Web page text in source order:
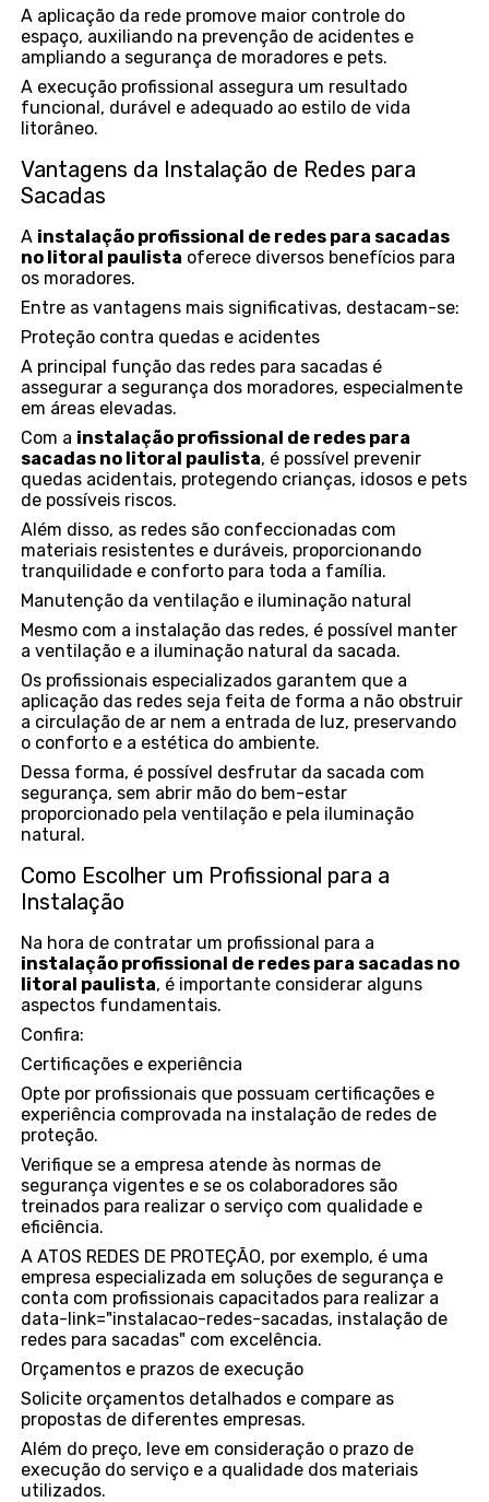
A aplicação da rede promove maior controle do
espaço, auxiliando na prevenção de acidentes e
ampliando a segurança de moradores e pets.
A execução profissional assegura um resultado
funcional, durável e adequado ao estilo de vida
litorâneo.
Vantagens da Instalação de Redes para
Sacadas
A instalação profissional de redes para sacadas
no litoral paulista oferece diversos benefícios para
os moradores.
Entre as vantagens mais significativas, destacam-se:
Proteção contra quedas e acidentes
A principal função das redes para sacadas é
assegurar a segurança dos moradores, especialmente
em áreas elevadas.
Com a instalação profissional de redes para
sacadas no litoral paulista, é possível prevenir
quedas acidentais, protegendo crianças, idosos e pets
de possíveis riscos.
Além disso, as redes são confeccionadas com
materiais resistentes e duráveis, proporcionando
tranquilidade e conforto para toda a família.
Manutenção da ventilação e iluminação natural
Mesmo com a instalação das redes, é possível manter
a ventilação e a iluminação natural da sacada.
Os profissionais especializados garantem que a
aplicação das redes seja feita de forma a não obstruir
a circulação de ar nem a entrada de luz, preservando
o conforto e a estética do ambiente.
Dessa forma, é possível desfrutar da sacada com
segurança, sem abrir mão do bem-estar
proporcionado pela ventilação e pela iluminação
natural.
Como Escolher um Profissional para a
Instalação
Na hora de contratar um profissional para a
instalação profissional de redes para sacadas no
litoral paulista, é importante considerar alguns
aspectos fundamentais.
Confira:
Certificações e experiência
Opte por profissionais que possuam certificações e
experiência comprovada na instalação de redes de
proteção.
Verifique se a empresa atende às normas de
segurança vigentes e se os colaboradores são
treinados para realizar o serviço com qualidade e
eficiência.
A ATOS REDES DE PROTEÇÃO, por exemplo, é uma
empresa especializada em soluções de segurança e
conta com profissionais capacitados para realizar a
data-link="instalacao-redes-sacadas, instalação de
redes para sacadas" com excelência.
Orçamentos e prazos de execução
Solicite orçamentos detalhados e compare as
propostas de diferentes empresas.
Além do preço, leve em consideração o prazo de
execução do serviço e a qualidade dos materiais
utilizados.